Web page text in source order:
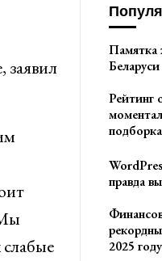
заявил
Памятка
Беларуси
Рейтинг
правда
2025 году